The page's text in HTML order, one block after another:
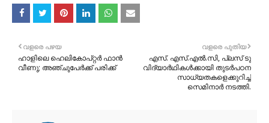
വളരെ പുതിയ
എസ്. എസ്.എൽ.സി, പ്ലസ് ടു
വിദ്യാർഥികൾക്കായി തുടർപഠന
സാധ്യതകളെക്കുറിച്ച്
സെമിനാർ നടത്തി.
വളരെ പഴയ
ഹാളിലെ ഹെലികോപ്റ്റർ ഫാൻ
വീണു; അഞ്ചുപേർക്ക് പരിക്ക്